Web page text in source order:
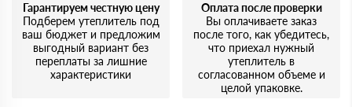
Гарантируем честную цену
Подберем утеплитель под
ваш бюджет и предложим
выгодный вариант без
переплаты за лишние
характеристики
Оплата после проверки
Вы оплачиваете заказ
после того, как убедитесь,
что приехал нужный
утеплитель в
согласованном объеме и
целой упаковке.